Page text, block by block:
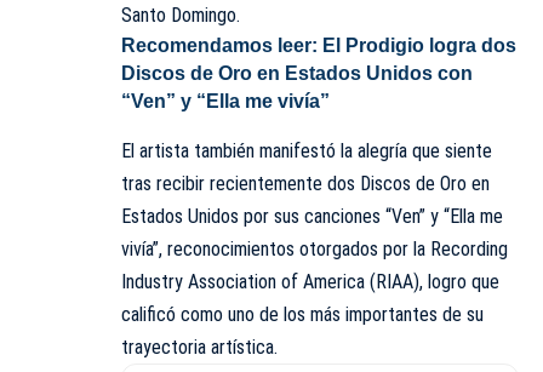
Santo Domingo.
Recomendamos leer: El Prodigio logra dos
Discos de Oro en Estados Unidos con
“Ven” y “Ella me vivía”
El artista también manifestó la alegría que siente
tras recibir recientemente dos Discos de Oro en
Estados Unidos por sus canciones “Ven” y “Ella me
vivía”, reconocimientos otorgados por la Recording
Industry Association of America (RIAA), logro que
calificó como uno de los más importantes de su
trayectoria artística.